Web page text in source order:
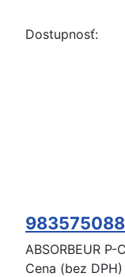
Dostupnosť:
ABSORBEUR P-
Cena (bez DPH)